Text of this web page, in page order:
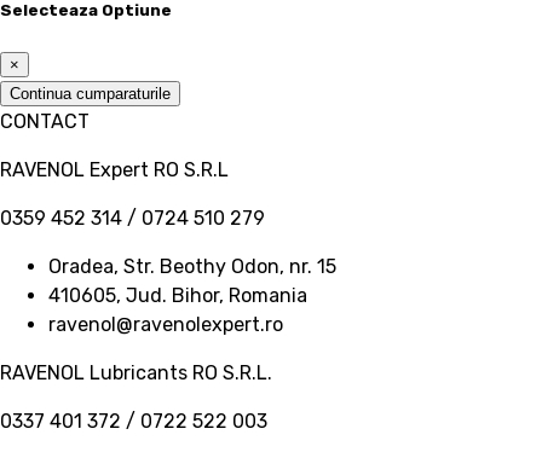
Selecteaza Optiune
×
Continua cumparaturile
CONTACT
RAVENOL Expert RO S.R.L
0359 452 314 / 0724 510 279
Oradea, Str. Beothy Odon, nr. 15
410605, Jud. Bihor, Romania
ravenol@ravenolexpert.ro
RAVENOL Lubricants RO S.R.L.
0337 401 372 / 0722 522 003